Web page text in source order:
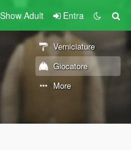
Show Adult Entra
Verniciature
Giocatore
More